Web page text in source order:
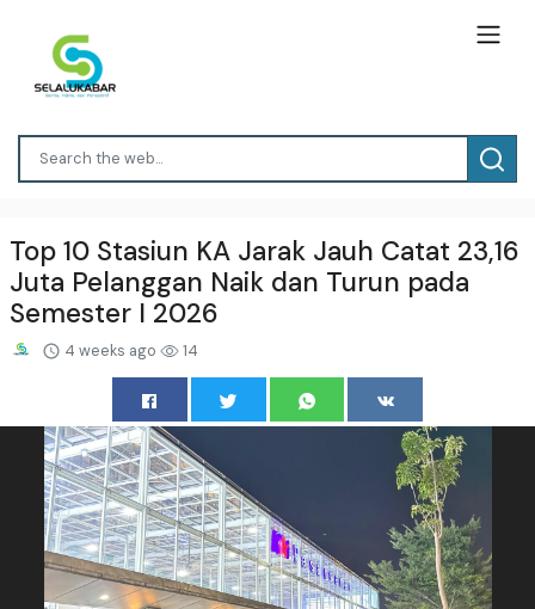
Top 10 Stasiun KA Jarak Jauh Catat 23,16
Juta Pelanggan Naik dan Turun pada
Semester I 2026
4 weeks ago 14